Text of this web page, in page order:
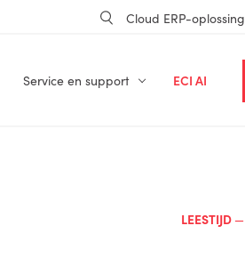
Cloud ERP-
Service en support ECI AI
LEESTIJD —